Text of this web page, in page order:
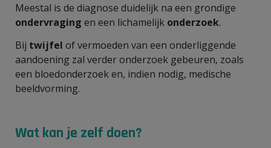
Meestal is de diagnose duidelijk na een grondige
ondervraging en een lichamelijk onderzoek.
Bij twijfel of vermoeden van een onderliggende
aandoening zal verder onderzoek gebeuren, zoals
een bloedonderzoek en, indien nodig, medische
beeldvorming.
Wat kan je zelf doen?